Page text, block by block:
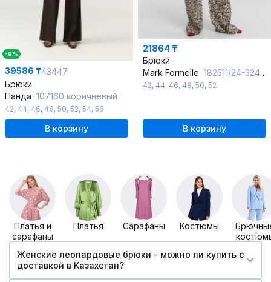
-9%
39586 ₸43447
Брюки
Панда 107160 коричневый
42, 44, 46, 48, 50, 52, 54, 56
В корзину
21864 ₸
Брюки
Mark Formelle 182511/24-32453П-9 крупный_леопард
42, 44, 46, 48, 50, 52
В корзину
Платья и
сарафаны
Платья Сарафаны Костюмы
Женские леопардовые брюки - можно ли купить c
доставкой в Казахстан?